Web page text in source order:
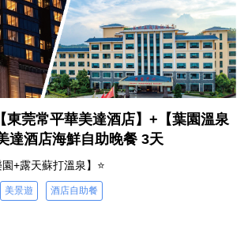
東莞常平華美達酒店】+【葉園溫泉
達酒店海鮮自助晚餐 3天
+露天蘇打溫泉】⭐
美景遊 酒店自助餐